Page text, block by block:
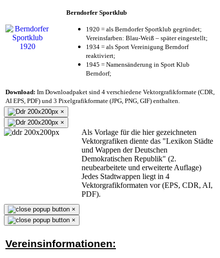
Berndorfer Sportklub
1920 = als Berndorfer Sportklub gegründet;
Vereinsfarben: Blau-Weiß – später eingestellt;
1934 = als Sport Vereinigung Berndorf
reaktiviert;
1945 = Namensänderung in Sport Klub
Berndorf;
Download: Im Downloadpaket sind 4 verschiedene Vektorgrafikformate (CDR,
AI EPS, PDF) und 3 Pixelgrafikformate (JPG, PNG, GIF) enthalten.
×
×
Als Vorlage für die hier gezeichneten
Vektorgrafiken diente das "Lexikon Städte
und Wappen der Deutschen
Demokratischen Republik" (2.
neubearbeitete und erweiterte Auflage)
Jedes Stadtwappen liegt in 4
Vektorgrafikformaten vor (EPS, CDR, AI,
PDF).
×
×
Vereinsinformationen: